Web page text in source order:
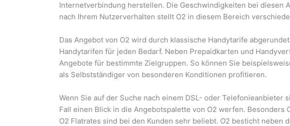
Internetverbindung herstellen. Die Geschwindigkeiten bei diesen
nach Ihrem Nutzerverhalten stellt O2 in diesem Bereich
Das Angebot von O2 wird durch klassische Handytarife
Handytarifen für jeden Bedarf. Neben Prepaidkarten und
Angebote für bestimmte Zielgruppen. So können Sie
als Selbstständiger von besonderen Konditionen profitieren.
Wenn Sie auf der Suche nach einem DSL- oder Telefonieanbieter
Fall einen Blick in die Angebotspalette von O2 werfen. Besonders
O2 Flatrates sind bei den Kunden sehr beliebt. O2 besticht neben